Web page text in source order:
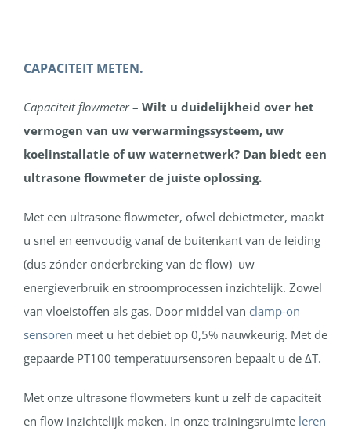
CAPACITEIT METEN.
Capaciteit flowmeter– Wilt u duidelijkheid over het
vermogen van uw verwarmingssysteem, uw
koelinstallatie of uw waternetwerk? Dan biedt een
ultrasone flowmeter de juiste oplossing.
Met een ultrasone flowmeter, ofwel debietmeter, maakt
u snel en eenvoudig vanaf de buitenkant van de leiding
(dus zónder onderbreking van de flow) uw
energieverbruik en stroomprocessen inzichtelijk. Zowel
van vloeistoffen als gas. Door middel van clamp-on
sensoren meet u het debiet op 0,5% nauwkeurig. Met de
gepaarde PT100 temperatuursensoren bepaalt u de ΔT.
Met onze ultrasone flowmeters kunt u zelf de capaciteit
en flow inzichtelijk maken. In onze trainingsruimte leren